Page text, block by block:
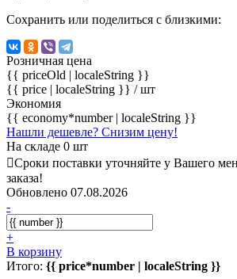
Сохранить или поделиться с близкими:
Розничная цена
{{ priceOld | localeString }}
{{ price | localeString }} / шт
Экономия
{{ economy*number | localeString }}
Нашли дешевле? Снизим цену!
На складе 0 шт
Сроки поставки уточняйте у Вашего
заказа!
Обновлено 07.08.2026
-
+
В корзину
Итого: {{ price*number | localeString }}